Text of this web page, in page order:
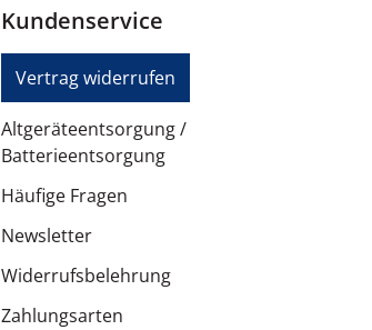
Kundenservice
Vertrag widerrufen
Altgeräteentsorgung /
Batterieentsorgung
Häufige Fragen
Newsletter
Widerrufsbelehrung
Zahlungsarten